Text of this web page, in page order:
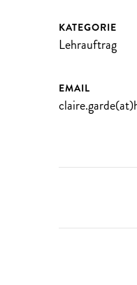
KATEGORIE
Lehrauftrag
EMAIL